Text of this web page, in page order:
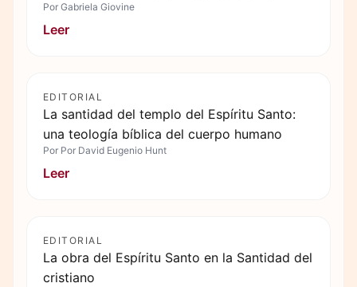
Por Gabriela Giovine
Leer
EDITORIAL
La santidad del templo del Espíritu Santo:
una teología bíblica del cuerpo humano
Por Por David Eugenio Hunt
Leer
EDITORIAL
La obra del Espíritu Santo en la Santidad del
cristiano